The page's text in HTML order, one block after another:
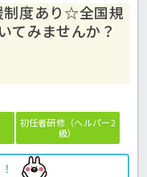
制度あり☆全国規
てみませんか？
初任者研修（ヘルパー2
級）